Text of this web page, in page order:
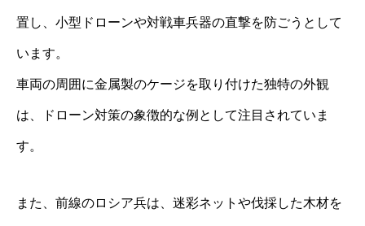
置し、小型ドローンや対戦車兵器の直撃を防ごうとして
います。
車両の周囲に金属製のケージを取り付けた独特の外観
は、ドローン対策の象徴的な例として注目されていま
す。
また、前線のロシア兵は、迷彩ネットや伐採した木材を